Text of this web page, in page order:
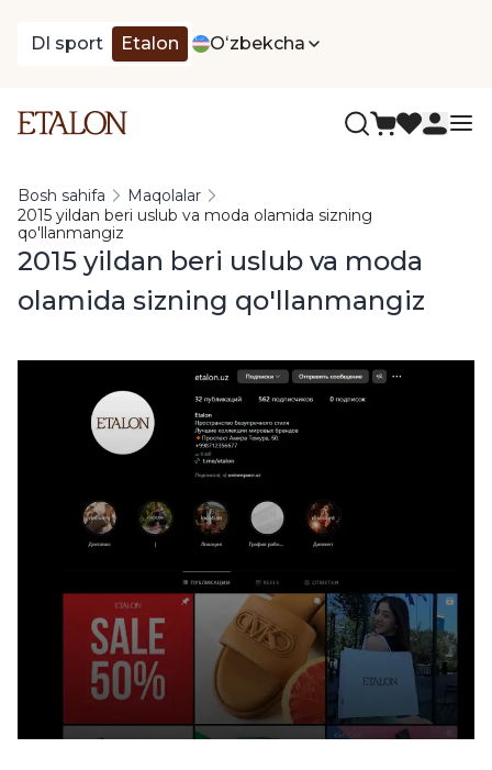
DI sport Etalon Oʻzbekcha
Bosh sahifa
Maqolalar
2015 yildan beri uslub va moda olamida sizning
qo'llanmangiz
2015 yildan beri uslub va moda
olamida sizning qo'llanmangiz